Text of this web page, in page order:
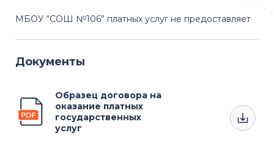
МБОУ “СОШ №106” платных услуг не предоставляет
Документы
Образец договора на
оказание платных
государственных
услуг